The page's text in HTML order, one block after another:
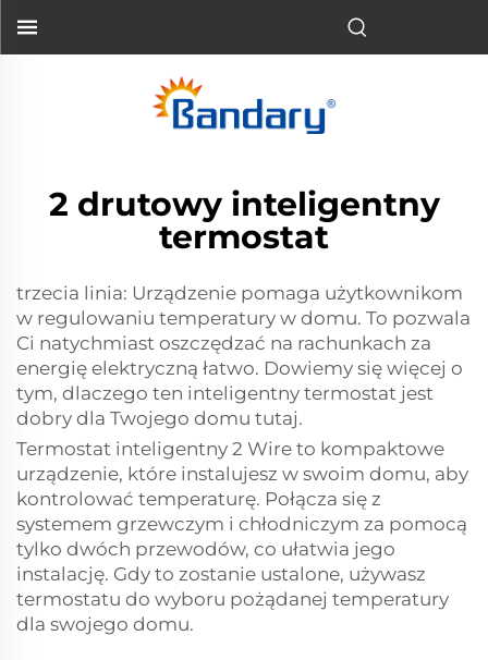
2 drutowy inteligentny
termostat
trzecia linia: Urządzenie pomaga użytkownikom
w regulowaniu temperatury w domu. To pozwala
Ci natychmiast oszczędzać na rachunkach za
energię elektryczną łatwo. Dowiemy się więcej o
tym, dlaczego ten inteligentny termostat jest
dobry dla Twojego domu tutaj.
Termostat inteligentny 2 Wire to kompaktowe
urządzenie, które instalujesz w swoim domu, aby
kontrolować temperaturę. Połącza się z
systemem grzewczym i chłodniczym za pomocą
tylko dwóch przewodów, co ułatwia jego
instalację. Gdy to zostanie ustalone, używasz
termostatu do wyboru pożądanej temperatury
dla swojego domu.